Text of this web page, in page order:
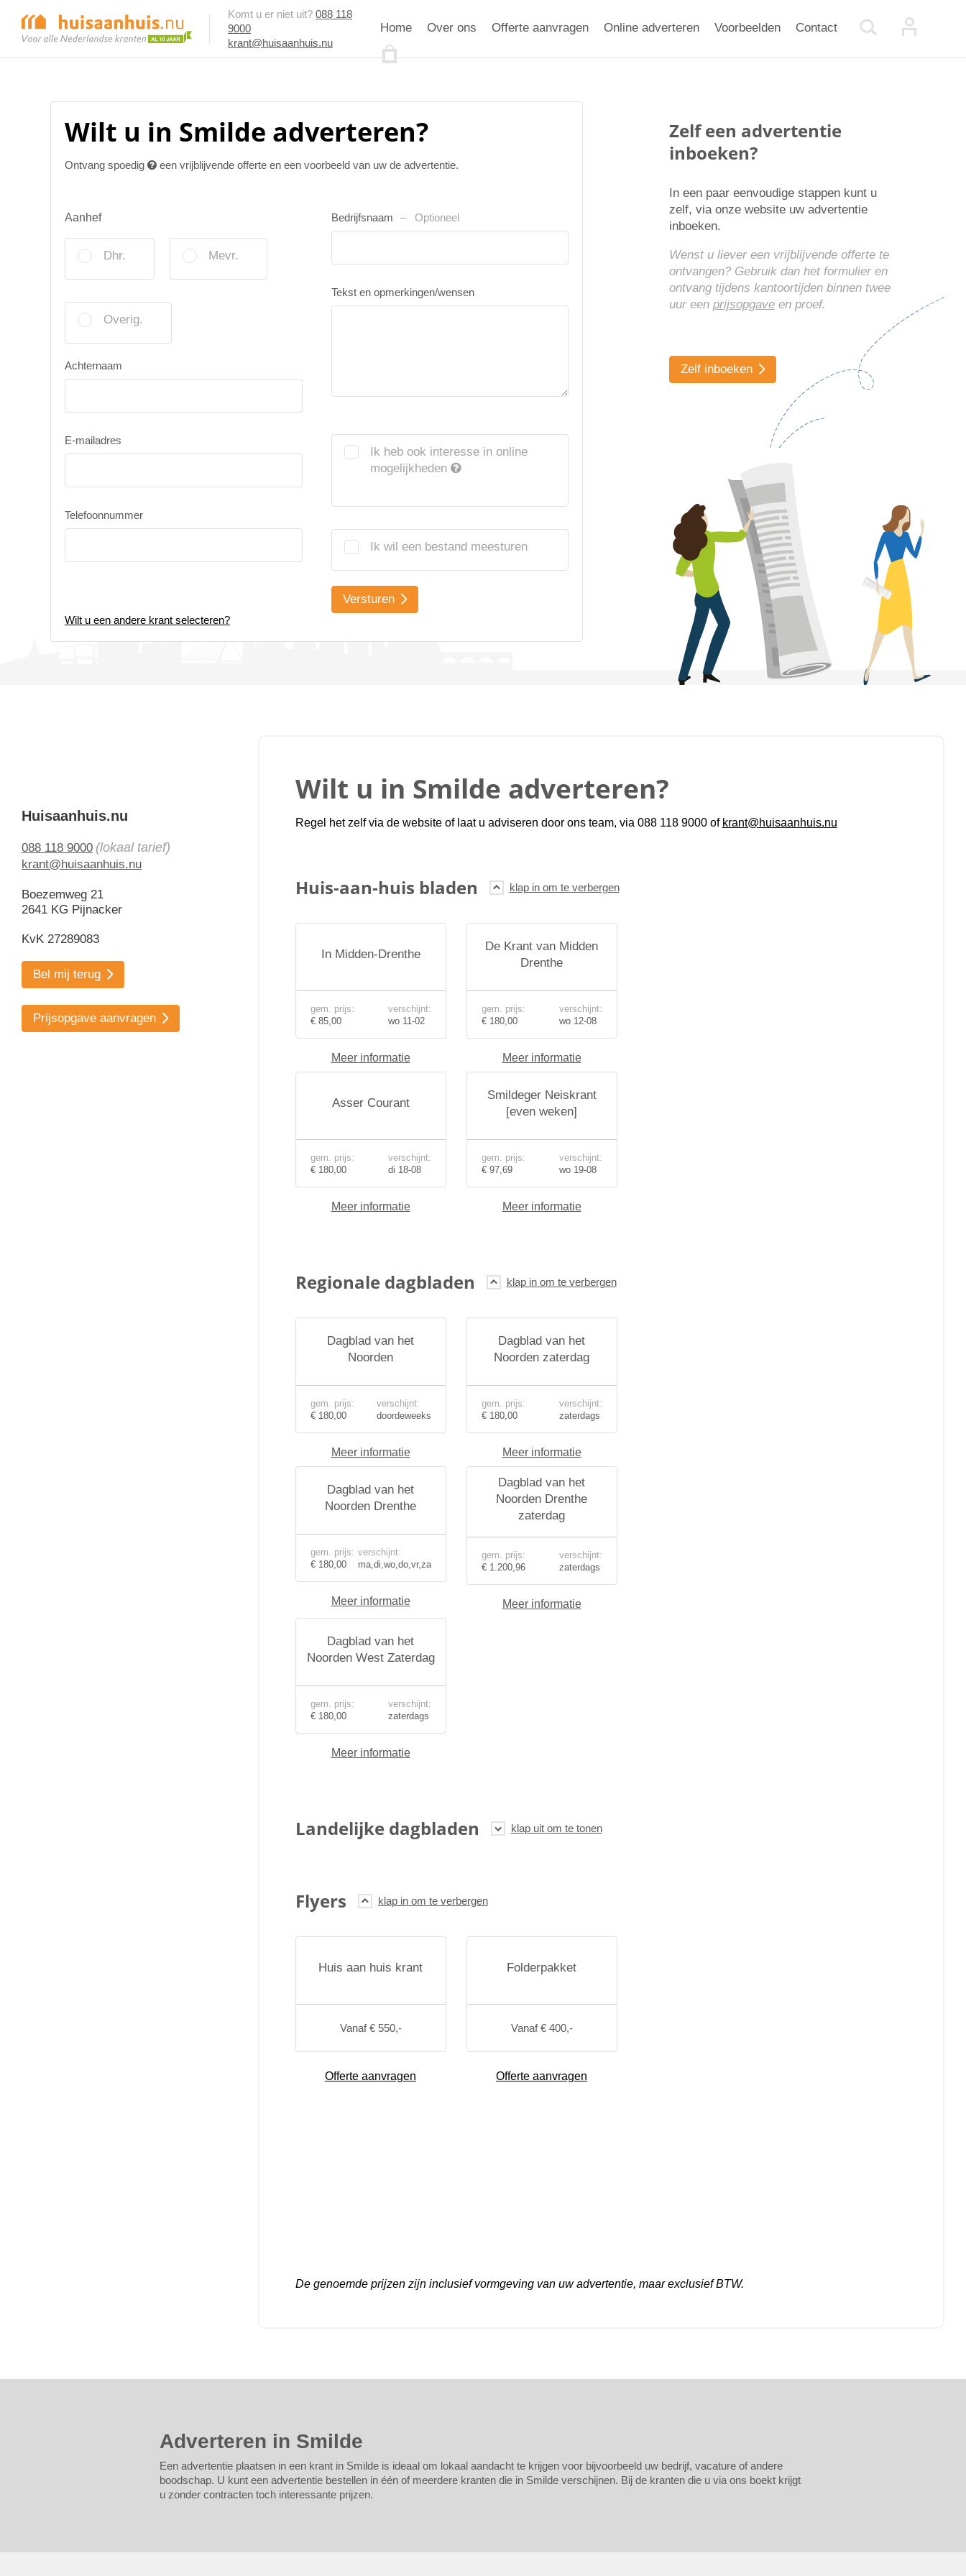
Komt u er niet uit? 088 118
9000
krant@huisaanhuis.nu
Home Over ons Offerte aanvragen Online adverteren Voorbeelden Contact
Wilt u in Smilde adverteren?
Ontvang spoedig een vrijblijvende offerte en een voorbeeld van uw de advertentie.
Aanhef
Dhr. Mevr.
Overig.
Achternaam
E-mailadres
Telefoonnummer
Bedrijfsnaam Optioneel
Tekst en opmerkingen/wensen
Ik heb ook interesse in online
mogelijkheden
Ik wil een bestand meesturen
Versturen
Wilt u een andere krant selecteren?
Zelf een advertentie
inboeken?
In een paar eenvoudige stappen kunt u
zelf, via onze website uw advertentie
inboeken.
Wenst u liever een vrijblijvende offerte te
ontvangen? Gebruik dan het formulier en
ontvang tijdens kantoortijden binnen twee
uur een prijsopgave en proef.
Zelf inboeken
Huisaanhuis.nu
088 118 9000 (lokaal tarief)
krant@huisaanhuis.nu
Boezemweg 21
2641 KG Pijnacker
KvK 27289083
Bel mij terug
Prijsopgave aanvragen
Wilt u in Smilde adverteren?
Regel het zelf via de website of laat u adviseren door ons team, via 088 118 9000 of krant@huisaanhuis.nu
Huis-aan-huis bladen
In Midden-Drenthe
gem. prijs:
€ 85,00
verschijnt:
wo 11-02
Meer informatie
De Krant van Midden
Drenthe
gem. prijs:
€ 180,00
verschijnt:
wo 12-08
Meer informatie
Asser Courant
gem. prijs:
€ 180,00
verschijnt:
di 18-08
Meer informatie
Smildeger Neiskrant
[even weken]
gem. prijs:
€ 97,69
verschijnt:
wo 19-08
Meer informatie
Regionale dagbladen
Dagblad van het
Noorden
gem. prijs:
€ 180,00
verschijnt:
doordeweeks
Meer informatie
Dagblad van het
Noorden zaterdag
gem. prijs:
€ 180,00
verschijnt:
zaterdags
Meer informatie
Dagblad van het
Noorden Drenthe
gem. prijs:
€ 180,00
verschijnt:
ma,di,wo,do,vr,za
Meer informatie
Dagblad van het
Noorden Drenthe
zaterdag
gem. prijs:
€ 1.200,96
verschijnt:
zaterdags
Meer informatie
Dagblad van het
Noorden West Zaterdag
gem. prijs:
€ 180,00
verschijnt:
zaterdags
Meer informatie
Landelijke dagbladen
Flyers
Huis aan huis krant
Vanaf € 550,-
Offerte aanvragen
Folderpakket
Vanaf € 400,-
Offerte aanvragen
De genoemde prijzen zijn inclusief vormgeving van uw advertentie, maar exclusief BTW.
Adverteren in Smilde
Een advertentie plaatsen in een krant in Smilde is ideaal om lokaal aandacht te krijgen voor bijvoorbeeld uw bedrijf, vacature of andere
boodschap. U kunt een advertentie bestellen in één of meerdere kranten die in Smilde verschijnen. Bij de kranten die u via ons boekt krijgt
u zonder contracten toch interessante prijzen.